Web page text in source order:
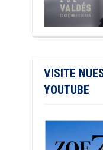
VISITE
YOUTUBE